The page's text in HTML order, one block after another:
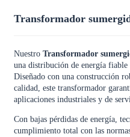
Transformador
Nuestro Transformador
una distribución de energía
Diseñado con una construcción
calidad, este transformador
aplicaciones industriales y de
Con bajas pérdidas de energía,
cumplimiento total con las